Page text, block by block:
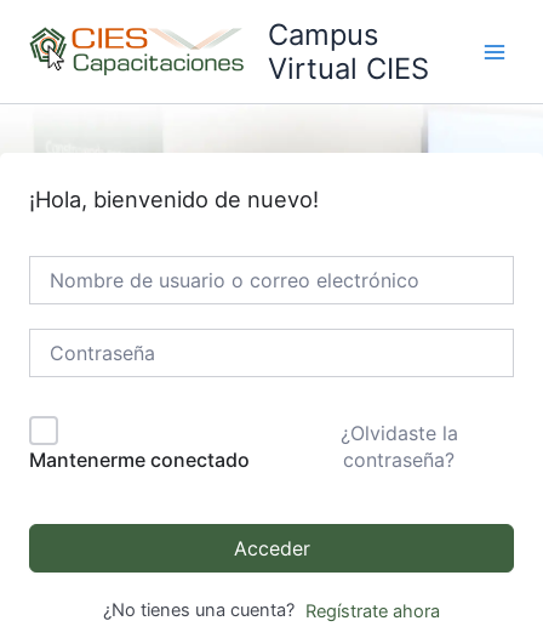
contenido
Campus
Virtual CIES
¡Hola, bienvenido de nuevo!
Mantenerme conectado
¿Olvidaste la
contraseña?
Acceder
¿No tienes una cuenta? Regístrate ahora